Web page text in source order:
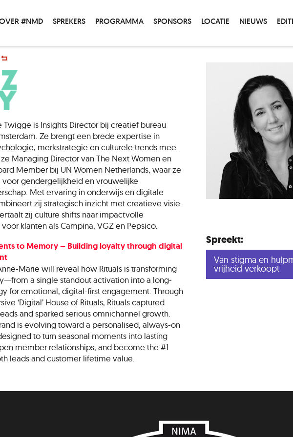
#NMD SPREKERS PROGRAMMA SPONSORS LOCATIE NIEUWS
Twigge is Insights Director bij creatief bureau
Ze brengt een brede expertise in
merkstrategie en culturele trends mee.
ze Managing Director van The Next Women en
Member bij UN Women Netherlands, waar ze
voor gendergelijkheid en vrouwelijke
Met ervaring in onderwijs en digitale
zij strategisch inzicht met creatieve visie.
zij culture shifts naar impactvolle
klanten als Campina, VGZ en Pepsico.
to Memory – Building loyalty through digital
Marie will reveal how Rituals is transforming
a single standout activation into a long-
for emotional, digital-first engagement. Through
‘Digital’ House of Rituals, Rituals captured
and sparked serious omnichannel growth.
is evolving toward a personalised, always-on
to turn seasonal moments into lasting
member relationships, and become the #1
leads and customer lifetime value.
Spreekt:
Van stigma en
vrijheid verkoopt